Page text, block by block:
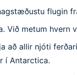
flugin
Við metum
allir njóti
í Antarctica.